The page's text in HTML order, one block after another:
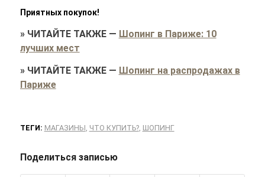
Приятных покупок!
» ЧИТАЙТЕ ТАКЖЕ— Шопинг в Париже: 10
лучших мест
» ЧИТАЙТЕ ТАКЖЕ— Шопинг на распродажах в
Париже
ТЕГИ: МАГАЗИНЫ ЧТО КУПИТЬ?, ШОПИНГ
Поделиться записью